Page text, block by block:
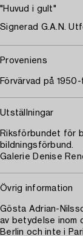
"Huvud i gult"
Signerad G.A.N.
Proveniens
Förvärvad på
Utställningar
Riksförbundet för
bildningsförbund.
Galerie Denise
Övrig information
Gösta Adrian-
av betydelse inom
Berlin och inte i